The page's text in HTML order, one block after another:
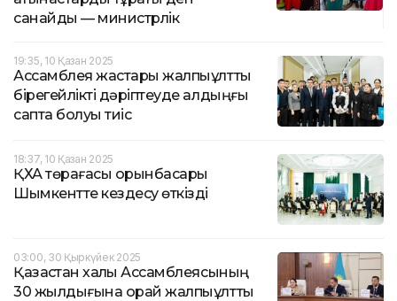
санайды — министрлік
19:35, 10 Қазан 2025
Ассамблея жастары жалпыұлттық
бірегейлікті дәріптеуде алдыңғы
сапта болуы тиіс
18:37, 10 Қазан 2025
ҚХА төрағасы орынбасары
Шымкентте кездесу өткізді
03:00, 30 Қыркүйек 2025
Қазақстан халқы Ассамблеясының
30 жылдығына орай жалпыұлттық